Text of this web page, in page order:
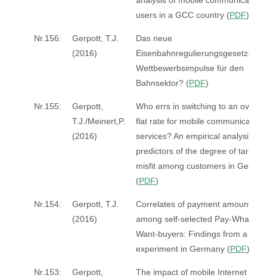
users in a GCC country (PDF)
Nr.156:
Gerpott, T.J.
(2016)
Das neue
Eisenbahnregulierungsgesetz:
Wettbewerbsimpulse für den
Bahnsektor? (PDF)
Nr.155:
Gerpott,
T.J./Meinert,P.
(2016)
Who errs in switching to an overall
flat rate for mobile communication
services? An empirical analysis of
predictors of the degree of tariff
misfit among customers in
(PDF)
Nr.154:
Gerpott, T.J.
(2016)
Correlates of payment amounts
among self-selected Pay-What-
Want-buyers: Findings from a field
experiment in Germany (PDF)
Nr.153:
Gerpott,
The impact of mobile Internet on